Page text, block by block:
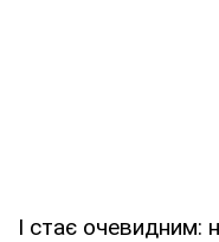
І стає очевидним: